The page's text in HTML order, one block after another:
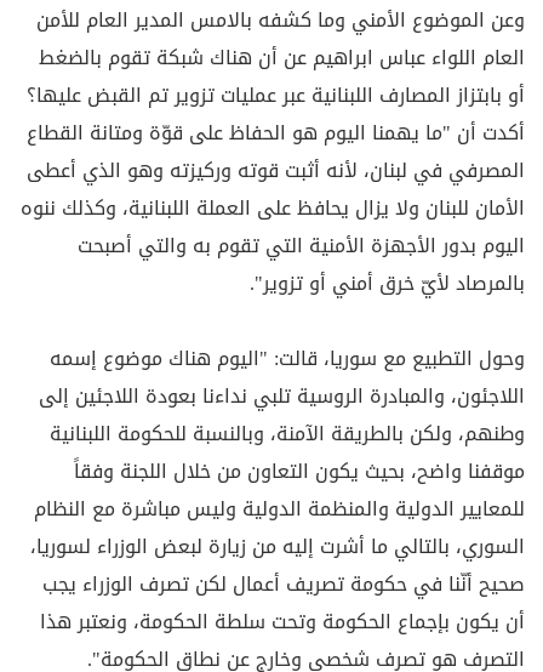
وعن الموضوع الأمني وما كشفه بالامس المدير العام للأمن
العام اللواء عباس ابراهيم عن أن هناك شبكة تقوم بالضغط
أو بابتزاز المصارف اللبنانية عبر عمليات تزوير تم القبض عليها؟
أكدت أن "ما يهمنا اليوم هو الحفاظ على قوّة ومتانة القطاع
المصرفي في لبنان، لأنه أثبت قوته وركيزته وهو الذي أعطى
الأمان للبنان ولا يزال يحافظ على العملة اللبنانية، وكذلك ننوه
اليوم بدور الأجهزة الأمنية التي تقوم به والتي أصبحت
بالمرصاد لأيّ خرق أمني أو تزوير".
وحول التطبيع مع سوريا، قالت: "اليوم هناك موضوع إسمه
اللاجئون، والمبادرة الروسية تلبي نداءنا بعودة اللاجئين إلى
وطنهم، ولكن بالطريقة الآمنة، وبالنسبة للحكومة اللبنانية
موقفنا واضح، بحيث يكون التعاون من خلال اللجنة وفقاً
للمعايير الدولية والمنظمة الدولية وليس مباشرة مع النظام
السوري، بالتالي ما أشرت إليه من زيارة لبعض الوزراء لسوريا،
صحيح أنّنا في حكومة تصريف أعمال لكن تصرف الوزراء يجب
أن يكون بإجماع الحكومة وتحت سلطة الحكومة، ونعتبر هذا
التصرف هو تصرف شخصي وخارج عن نطاق الحكومة".